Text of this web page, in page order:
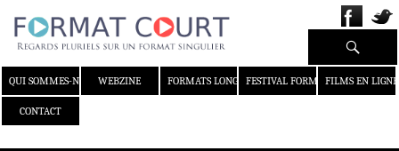
QUI SOMMES-NOUS ?WEBZINE FORMATS LONGS FESTIVAL FORMAT COURT
FILMS EN LIGNE
CONTACT
Recherche